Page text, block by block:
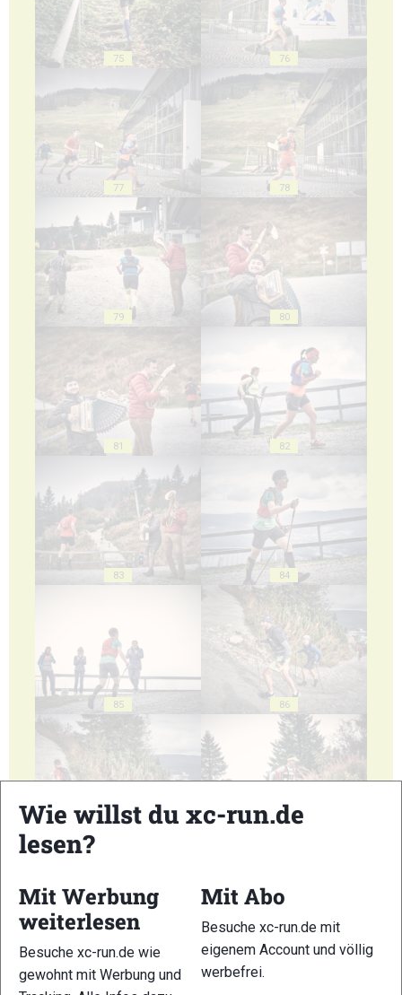
75 76
77 78
79 80
81 82
83 84
85 86
Wie willst du xc-run.de
lesen?
Mit Werbung
weiterlesen
Besuche xc-run.de wie
gewohnt mit Werbung und
Mit Abo
Besuche xc-run.de mit
eigenem Account und völlig
werbefrei.